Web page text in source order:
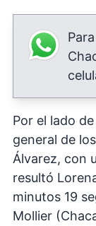
Por el lado
general de
Álvarez, con
resultó
minutos 19
Mollier